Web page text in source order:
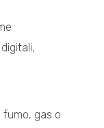
fumo, gas o